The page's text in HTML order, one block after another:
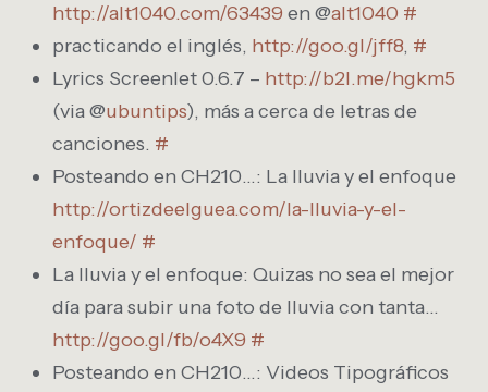
http://alt1040.com/63439 en @alt1040 #
practicando el inglés, http://goo.gl/jff8, #
Lyrics Screenlet 0.6.7 – http://b2l.me/hgkm5
(via @ubuntips), más a cerca de letras de
canciones. #
Posteando en CH210…: La lluvia y el enfoque
http://ortizdeelguea.com/la-lluvia-y-el-
enfoque/ #
La lluvia y el enfoque: Quizas no sea el mejor
día para subir una foto de lluvia con tanta…
http://goo.gl/fb/o4X9 #
Posteando en CH210…: Videos Tipográficos